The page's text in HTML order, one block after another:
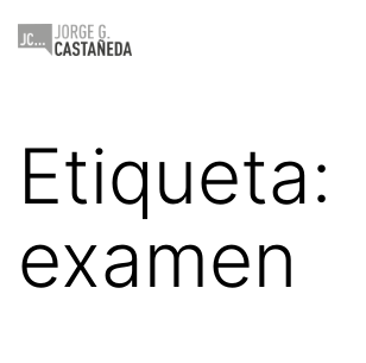
Saltar
Jorge
Etiqueta:
examen